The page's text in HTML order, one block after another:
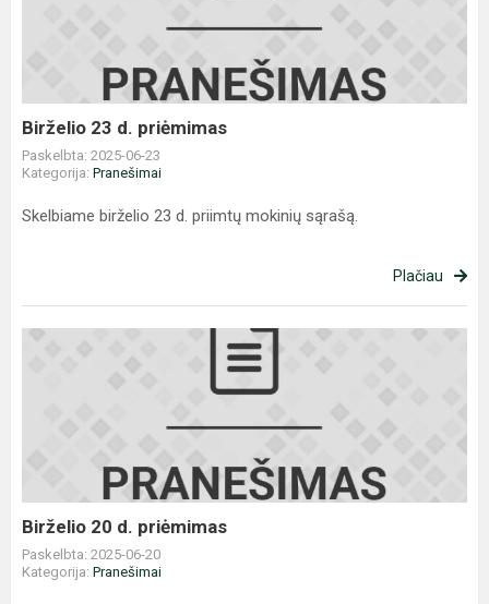
Birželio 23 d. priėmimas
Paskelbta: 2025-06-23
Kategorija: Pranešimai
Skelbiame birželio 23 d. priimtų mokinių sąrašą.
Plačiau
Birželio
Birželio 20 d. priėmimas
Paskelbta: 2025-06-20
Kategorija: Pranešimai